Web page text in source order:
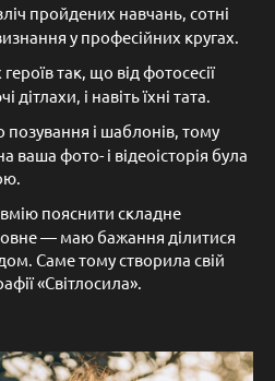
пройдених навчань, сотні
у професійних кругах.
так, що від фотосесії
і навіть їхні тата.
і шаблонів, тому
фото- і відеоісторія була
вмію пояснити складне
— маю бажання ділитися
Саме тому створила свій
«Світлосила».